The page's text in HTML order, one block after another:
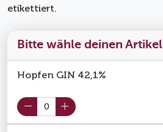
etikettiert.
Bitte wähle deinen Artikel
Hopfen GIN 42,1%